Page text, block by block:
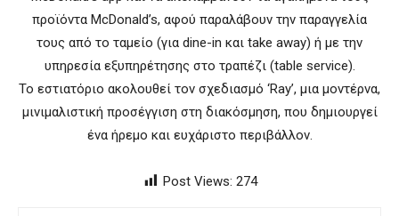
προϊόντα McDonald’s, αφού παραλάβουν την παραγγελία
τους από το ταμείο (για dine-in και take away) ή με την
υπηρεσία εξυπηρέτησης στο τραπέζι (table service).
Το εστιατόριο ακολουθεί τον σχεδιασμό ‘Ray’, μια μοντέρνα,
μινιμαλιστική προσέγγιση στη διακόσμηση, που δημιουργεί
ένα ήρεμο και ευχάριστο περιβάλλον.
Post Views: 274